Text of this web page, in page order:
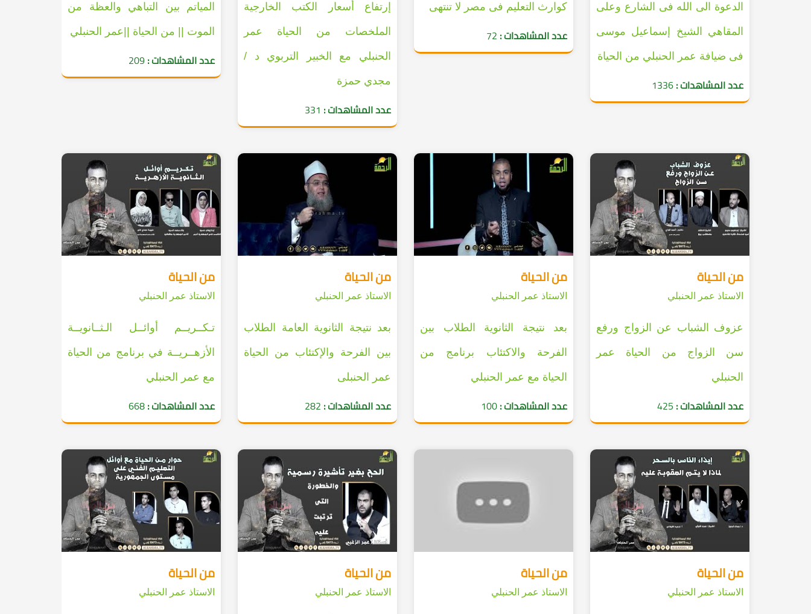
الدعوة الى الله فى الشارع وعلى
المقاهي الشيخ إسماعيل موسى
فى ضيافة عمر الحنبلي من الحياة
عدد المشاهدات :1336
كوارث التعليم فى مصر لا تنتهى
عدد المشاهدات : 72
إرتفاع أسعار الكتب الخارجية
الملخصات من الحياة عمر
الحنبلي مع الخبير التربوي د /
مجدي حمزة
عدد المشاهدات : 331
المياتم بين التباهي والعظة من
الموت || من الحياة ||عمر الحنبلي
عدد المشاهدات :209
من الحياة
الاستاذ عمر الحنبلي
عزوف الشباب عن الزواج ورفع
سن الزواج من الحياة عمر
الحنبلي
عدد المشاهدات : 425
من الحياة
الاستاذ عمر الحنبلي
بعد نتيجة الثانوية الطلاب بين
الفرحة والاكتئاب برنامج من
الحياة مع عمر الحنبلي
عدد المشاهدات :100
من الحياة
الاستاذ عمر الحنبلي
بعد نتيجة الثانوية العامة الطلاب
بين الفرحة والإكتئاب من الحياة
عمر الحنبلى
عدد المشاهدات : 282
من الحياة
الاستاذ عمر الحنبلي
تـكــريــم أوائــل الـثــانويــة
الأزهــريــة في برنامج من الحياة
مع عمر الحنبلي
عدد المشاهدات :668
من الحياة
الاستاذ عمر الحنبلي
من الحياة
الاستاذ عمر الحنبلي
من الحياة
الاستاذ عمر الحنبلي
من الحياة
الاستاذ عمر الحنبلي